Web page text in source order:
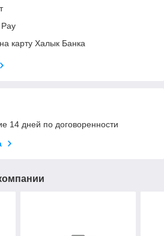
карту Халык Банка
14 дней по договоренности